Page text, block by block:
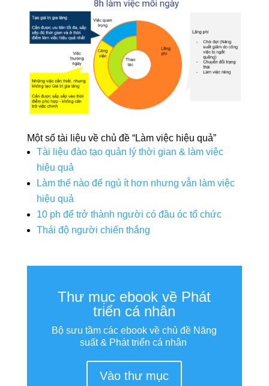
Một số tài liệu về chủ đề “Làm việc hiệu quả”
Tài liệu đào tạo quản lý thời gian & làm việc
hiệu quả
Làm thế nào để ngủ ít hơn nhưng vẫn làm việc
hiệu quả
10 ph để trở thành người có đầu óc tổ chức
Thái độ người chiến thắng
Thư mục ebook về Phát
triển cá nhân
Bộ sưu tầm các ebook về chủ đề Năng
suất & Phát triển cá nhân
Vào thư mục